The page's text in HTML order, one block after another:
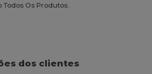
Todos Os Produtos.
dos clientes